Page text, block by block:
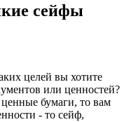
сейфы
целей вы хотите
или ценностей?
бумаги, то вам
- то сейф,